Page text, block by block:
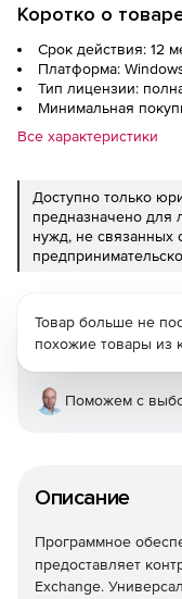
Коротко о
Срок действия: 12
Платформа:
Тип лицензии:
Минимальная
Все характеристики
Доступно только
предназначено
нужд, не связанных
Описание
Программное
предоставляет
Exchange.
Товар больше не
похожие товары из
Поможем с